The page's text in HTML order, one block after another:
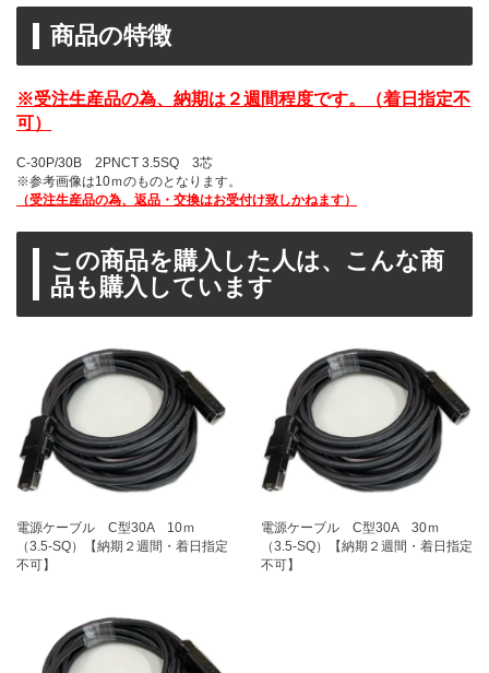
商品の特徴
※受注生産品の為、納期は２週間程度です。（着日指定不
可）
C-30P/30B 2PNCT 3.5SQ 3芯
※参考画像は10ｍのものとなります。
（受注生産品の為、返品・交換はお受付け致しかねます）
この商品を購入した人は、こんな商
品も購入しています
電源ケーブル C型30A 10ｍ
（3.5-SQ）【納期２週間・着日指定
不可】
電源ケーブル C型30A 30ｍ
（3.5-SQ）【納期２週間・着日指定
不可】